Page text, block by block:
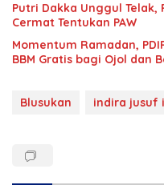
Putri Dakka Unggul Telak,
Cermat Tentukan PAW
Momentum Ramadan,
BBM Gratis bagi Ojol dan
Blusukan indira jusuf